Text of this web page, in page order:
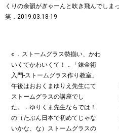
« ．ストームグラス勢揃い、かわ
いくてかわいくて！．「錬金術
入門-ストームグラス作り教室」
午後はおおくまゆりえ先生にて
ストームグラスの講座でし
た。．ゆりくま先生ならでは！
の（たぶん日本で初めてじゃな
いかな、な）ストームグラスの